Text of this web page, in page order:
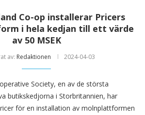
Co-op installerar Pricers
i hela kedjan till ett värde
av 50 MSEK
av: Redaktionen 2024-04-03
Society, en av de största
butikskedjorna i Storbritannien, har
för en installation av molnplattformen